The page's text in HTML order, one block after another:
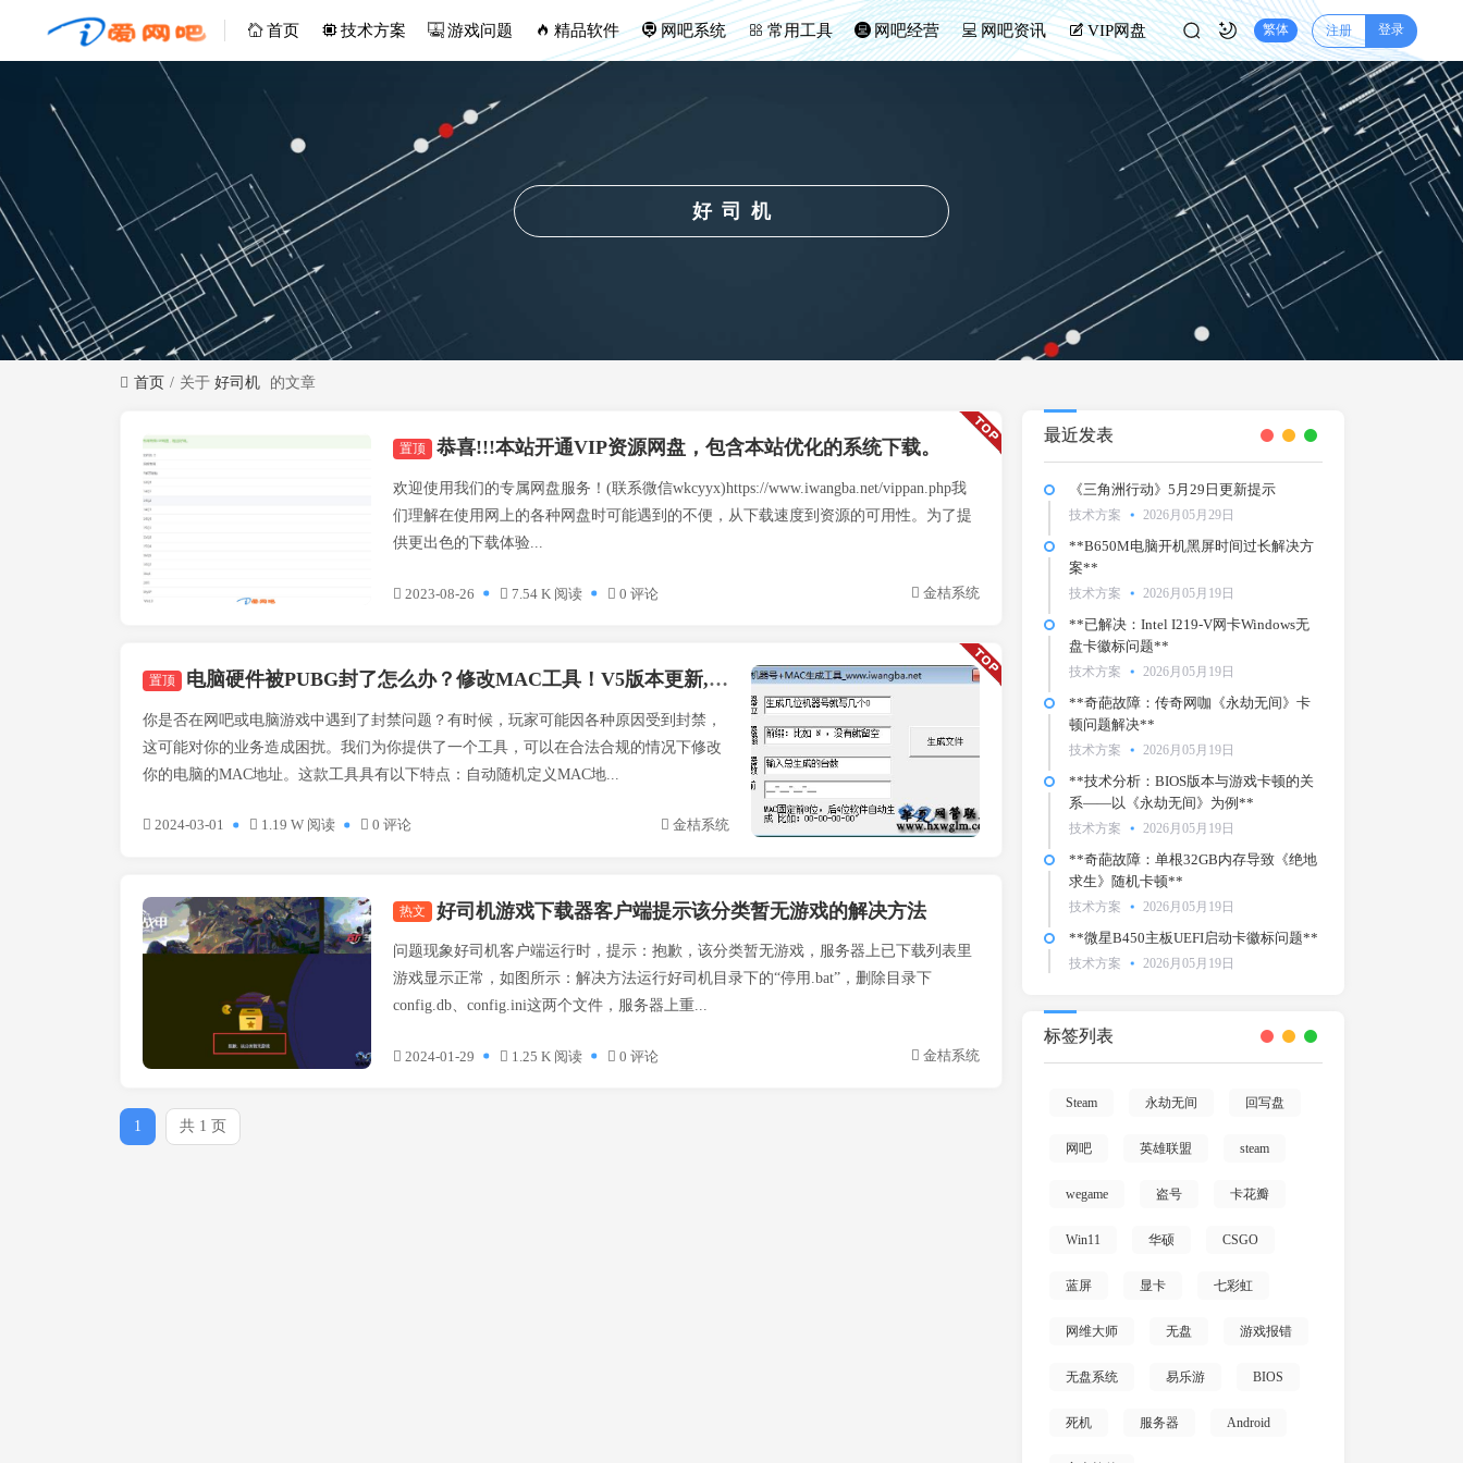
首页 技术方案 游戏问题 精品软件 网吧系统 常用工具 网吧经营 网吧资讯 VIP网盘 繁体 注册 登录
好司机
首页 关于 好司机 的文章
技术方案
置顶 恭喜!!!本站开通VIP资源网盘，包含本站优化的系统下载。
欢迎使用我们的专属网盘服务！(联系微信wkcyyx)https://www.iwangba.net/vippan.php我
们理解在使用网上的各种网盘时可能遇到的不便，从下载速度到资源的可用性。为了提
供更出色的下载体验...
2023-08-26 7.54 K 阅读 0 评论 金桔系统
技术方案
置顶 电脑硬件被PUBG封了怎么办？修改MAC工具！V5版本更新,支持批量刷机,支持INTEL&瑞立网卡
你是否在网吧或电脑游戏中遇到了封禁问题？有时候，玩家可能因各种原因受到封禁，
这可能对你的业务造成困扰。我们为你提供了一个工具，可以在合法合规的情况下修改
你的电脑的MAC地址。这款工具具有以下特点：自动随机定义MAC地...
2024-03-01 1.19 W 阅读 0 评论 金桔系统
技术方案
热文 好司机游戏下载器客户端提示该分类暂无游戏的解决方法
问题现象好司机客户端运行时，提示：抱歉，该分类暂无游戏，服务器上已下载列表里
游戏显示正常，如图所示：解决方法运行好司机目录下的“停用.bat”，删除目录下
config.db、config.ini这两个文件，服务器上重...
2024-01-29 1.25 K 阅读 0 评论 金桔系统
1 共 1 页
最近发表
《三角洲行动》5月29日更新提示
技术方案 2026月05月29日
**B650M电脑开机黑屏时间过长解决方
案**
技术方案 2026月05月19日
**已解决：Intel I219-V网卡Windows无
盘卡徽标问题**
技术方案 2026月05月19日
**奇葩故障：传奇网咖《永劫无间》卡
顿问题解决**
技术方案 2026月05月19日
**技术分析：BIOS版本与游戏卡顿的关
系——以《永劫无间》为例**
技术方案 2026月05月19日
**奇葩故障：单根32GB内存导致《绝地
求生》随机卡顿**
技术方案 2026月05月19日
**微星B450主板UEFI启动卡徽标问题**
技术方案 2026月05月19日
标签列表
Steam 永劫无间 回写盘
网吧 英雄联盟 steam
wegame 盗号 卡花瓣
Win11 华硕 CSGO
蓝屏 显卡 七彩虹
网维大师 无盘 游戏报错
无盘系统 易乐游 BIOS
死机 服务器 Android